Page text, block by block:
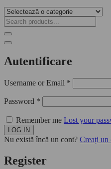
Autentificare
Username or Email *
Password *
Remember me Lost your
Nu există încă un cont? Creați un
Register